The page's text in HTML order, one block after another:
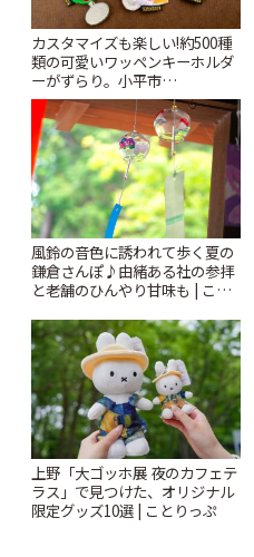
カスタマイズも楽しい!約500種
類の可愛いワッペンキーホルダ
ーがずらり。小平市
「Kimamaya T&K」 | ことりっ
ぷ
風鈴の音色に誘われて歩く夏の
鎌倉さんぽ♪由緒ある社の参拝
と老舗のひんやり甘味も | こと
上野「大ゴッホ展 夜のカフェテ
ラス」で見つけた、オリジナル
限定グッズ10選 | ことりっぷ